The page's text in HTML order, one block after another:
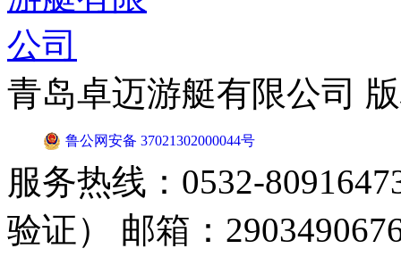
青岛卓迈游艇有限公司
鲁公网安备 37021302000044号
服务热线：0532-
验证） 邮箱：